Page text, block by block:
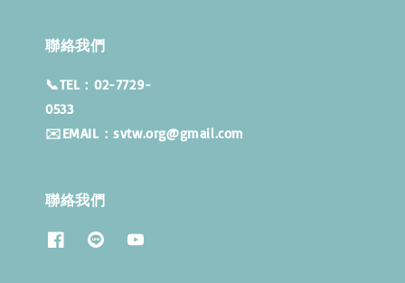
聯絡我們
📞TEL：02-7729-
✉️EMAIL：svtw.org@gmail.com
聯絡我們